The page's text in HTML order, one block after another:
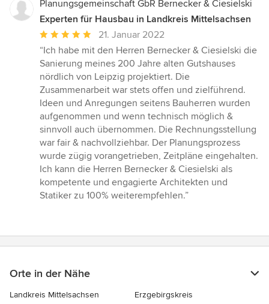
Planungsgemeinschaft GbR Bernecker & Ciesielski
Experten für Hausbau in Landkreis Mittelsachsen
Durchschnittliche
Bewertung:
5
von
5
Sternen
21. Januar 2022
“Ich habe mit den Herren Bernecker & Ciesielski die
Sanierung meines 200 Jahre alten Gutshauses
nördlich von Leipzig projektiert. Die
Zusammenarbeit war stets offen und zielführend.
Ideen und Anregungen seitens Bauherren wurden
aufgenommen und wenn technisch möglich &
sinnvoll auch übernommen. Die Rechnungsstellung
war fair & nachvollziehbar. Der Planungsprozess
wurde zügig vorangetrieben, Zeitpläne eingehalten.
Ich kann die Herren Bernecker & Ciesielski als
kompetente und engagierte Architekten und
Statiker zu 100% weiterempfehlen.”
Orte in der Nähe
Landkreis Mittelsachsen
Erzgebirgskreis